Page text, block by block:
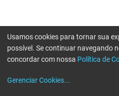
Usamos cookies para tornar sua
possível. Se continuar navegando
concordar com nossa Política de
Gerenciar Cookies...
Erro ao enviar informações, por